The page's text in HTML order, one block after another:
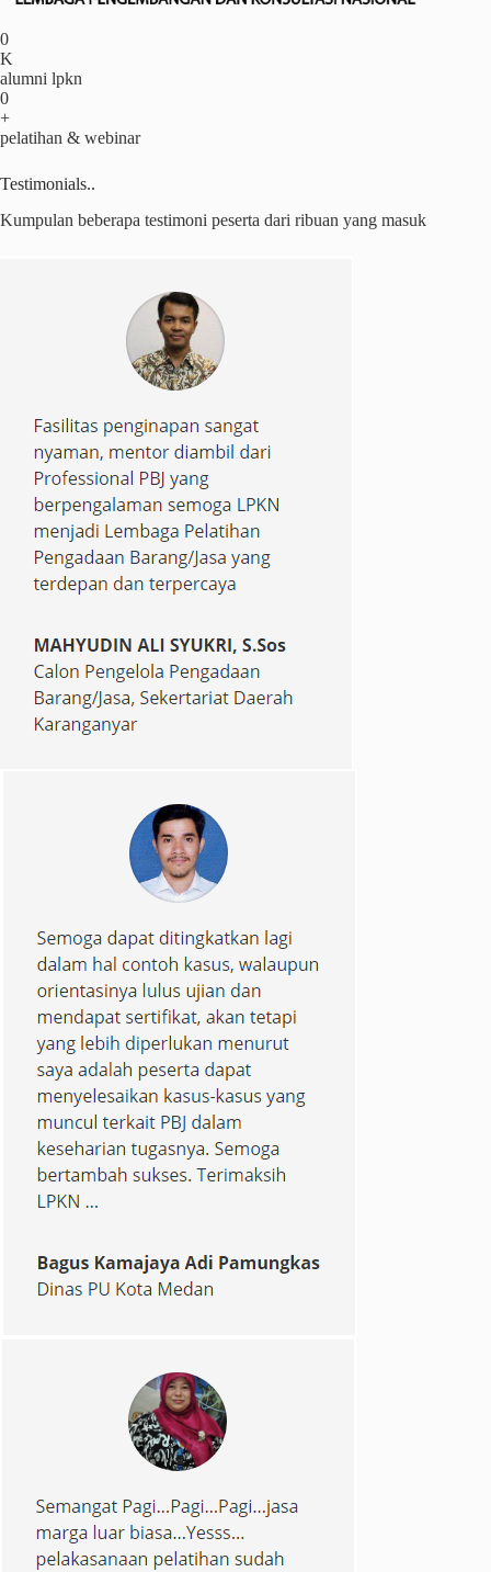
0
K
alumni lpkn
0
+
pelatihan & webinar
Testimonials..
Kumpulan beberapa testimoni peserta dari ribuan yang masuk